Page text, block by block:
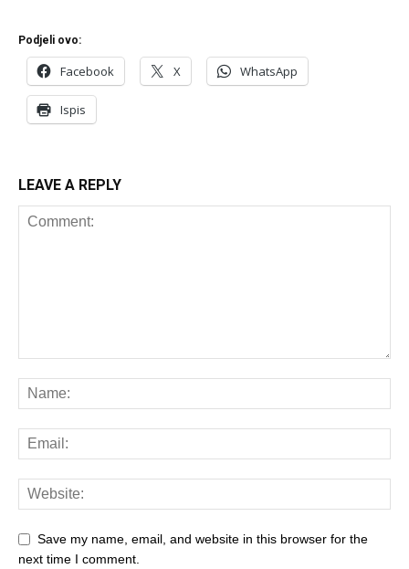
Podjeli ovo:
Facebook X WhatsApp
Ispis
LEAVE A REPLY
Save my name, email, and website in this browser for the
next time I comment.